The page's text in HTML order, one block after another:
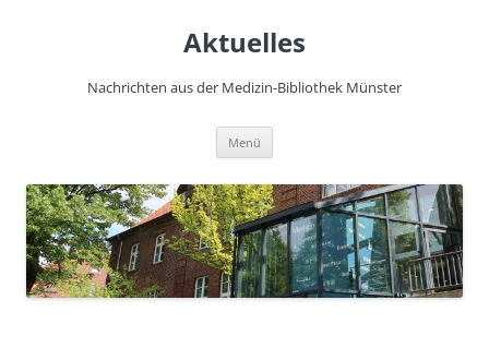
Aktuelles
Nachrichten aus der Medizin-Bibliothek Münster
Menü